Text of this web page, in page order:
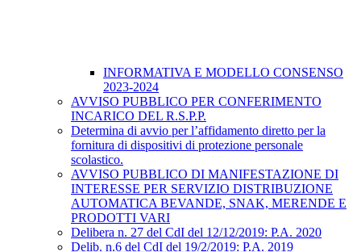
INFORMATIVA E MODELLO CONSENSO
2023-2024
AVVISO PUBBLICO PER CONFERIMENTO
INCARICO DEL R.S.P.P.
Determina di avvio per l’affidamento diretto per la
fornitura di dispositivi di protezione personale
scolastico.
AVVISO PUBBLICO DI MANIFESTAZIONE DI
INTERESSE PER SERVIZIO DISTRIBUZIONE
AUTOMATICA BEVANDE, SNAK, MERENDE E
PRODOTTI VARI
Delibera n. 27 del CdI del 12/12/2019: P.A. 2020
Delib. n.6 del CdI del 19/2/2019: P.A. 2019